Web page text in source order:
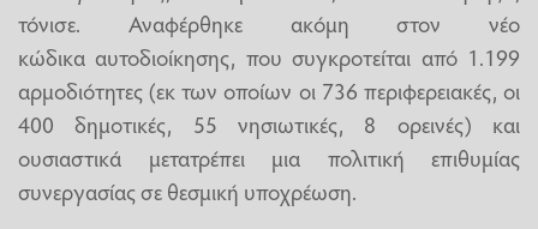
τόνισε. Αναφέρθηκε ακόμη στον νέο
κώδικα αυτοδιοίκησης, που συγκροτείται από 1.199
αρμοδιότητες (εκ των οποίων οι 736 περιφερειακές, οι
400 δημοτικές, 55 νησιωτικές, 8 ορεινές) και
ουσιαστικά μετατρέπει μια πολιτική επιθυμίας
συνεργασίας σε θεσμική υποχρέωση.